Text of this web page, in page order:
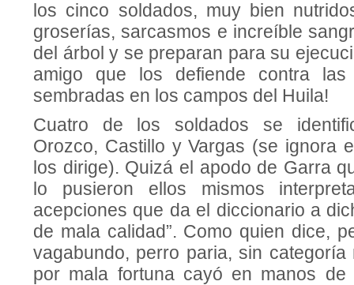
los cinco soldados, muy bien
groserías, sarcasmos e increíble
del árbol y se preparan para su
amigo que los defiende contra las
sembradas en los campos del Huila!
Cuatro de los soldados se
Orozco, Castillo y Vargas (se ignora
los dirige). Quizá el apodo de Garra
lo pusieron ellos mismos
acepciones que da el diccionario a
de mala calidad”. Como quien dice,
vagabundo, perro paria, sin categoría
por mala fortuna cayó en manos de